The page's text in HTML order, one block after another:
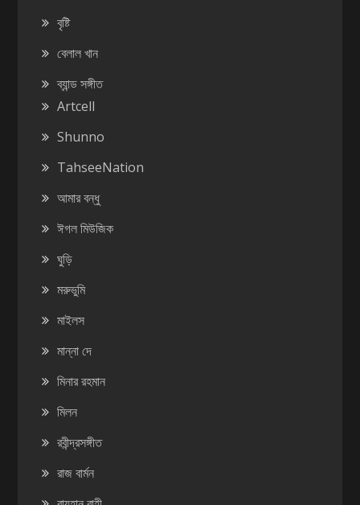
বৃষ্টি
বেলাল খান
ব্যান্ড সঙ্গীত
Artcell
Shunno
TahseeNation
আমার বন্ধু
ঈগল মিউজিক
ঘুড়ি
মরুভুমি
মাইলস
মান্না দে
মিনার রহমান
মিলন
রবীন্দ্রসঙ্গীত
রাজ বার্মন